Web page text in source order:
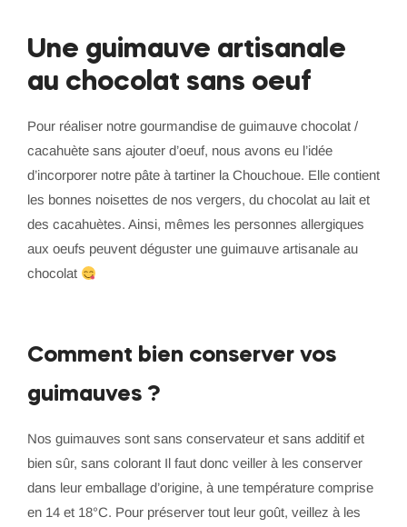
Une guimauve artisanale
au chocolat sans oeuf
Pour réaliser notre gourmandise de guimauve chocolat /
cacahuète sans ajouter d’oeuf, nous avons eu l’idée
d’incorporer notre pâte à tartiner la Chouchoue. Elle contient
les bonnes noisettes de nos vergers, du chocolat au lait et
des cacahuètes. Ainsi, mêmes les personnes allergiques
aux oeufs peuvent déguster une guimauve artisanale au
chocolat
Comment bien conserver vos
guimauves ?
Nos guimauves sont sans conservateur et sans additif et
bien sûr, sans colorant Il faut donc veiller à les conserver
dans leur emballage d’origine, à une température comprise
en 14 et 18°C. Pour préserver tout leur goût, veillez à les